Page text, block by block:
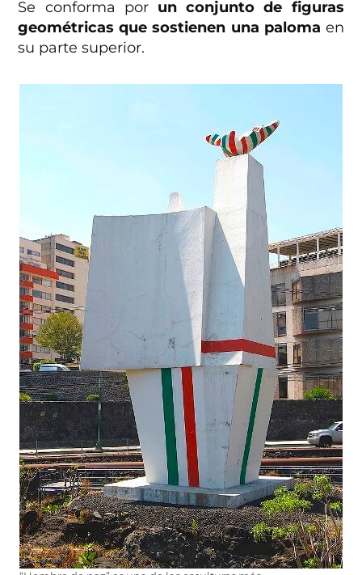
Se conforma por un conjunto de figuras
geométricas que sostienen una paloma en
su parte superior.